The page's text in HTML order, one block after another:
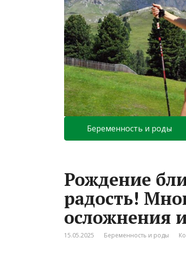
Беременность и роды
Рождение
радость!
осложнения
15.05.2025 Беременность и роды